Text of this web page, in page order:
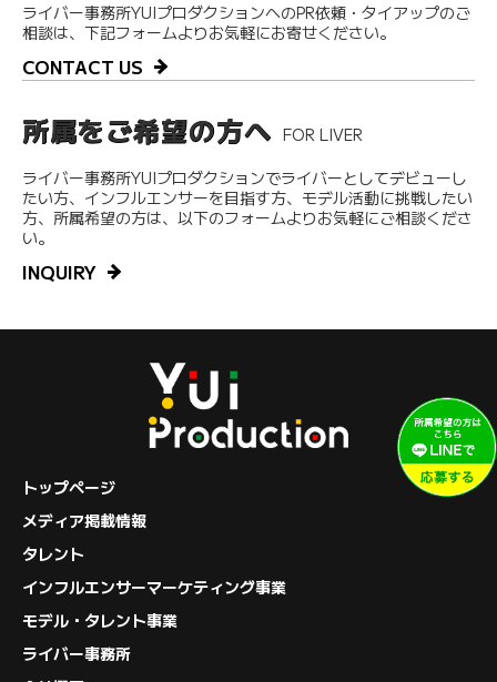
ライバー事務所YUIプロダクションへのPR依頼・タイアップのご
相談は、下記フォームよりお気軽にお寄せください。
CONTACT US
所属をご希望の方へ FOR LIVER
ライバー事務所YUIプロダクションでライバーとしてデビューし
たい方、インフルエンサーを目指す方、モデル活動に挑戦したい
方、所属希望の方は、以下のフォームよりお気軽にご相談くださ
い。
INQUIRY
トップページ
メディア掲載情報
タレント
インフルエンサーマーケティング事業
モデル・タレント事業
ライバー事務所